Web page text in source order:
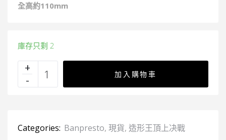
全高約110mm
庫存只剩 2
加入購物車
Categories: Banpresto, 現貨, 造形王頂上决戰